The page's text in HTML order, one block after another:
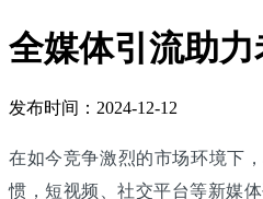
全媒体引流助
发布时间：2024-12-12
在如今竞争激烈的市场环境下
惯，短视频、社交平台等新媒